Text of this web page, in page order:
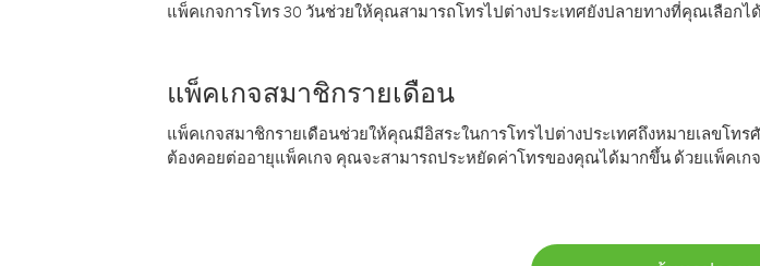
แพ็คเกจการโทร 30 วันช่วยให้คุณสามารถโทรไปต่างประเทศยังปลายทางที่คุณเลือก
แพ็คเกจสมาชิกรายเดือน
แพ็คเกจสมาชิกรายเดือนช่วยให้คุณมีอิสระในการโทรไปต่างประเทศถึงหมายเลขโ
ต้องคอยต่ออายุแพ็คเกจ คุณจะสามารถประหยัดค่าโทรของคุณได้มากขึ้น ด้วยแพ็คเก